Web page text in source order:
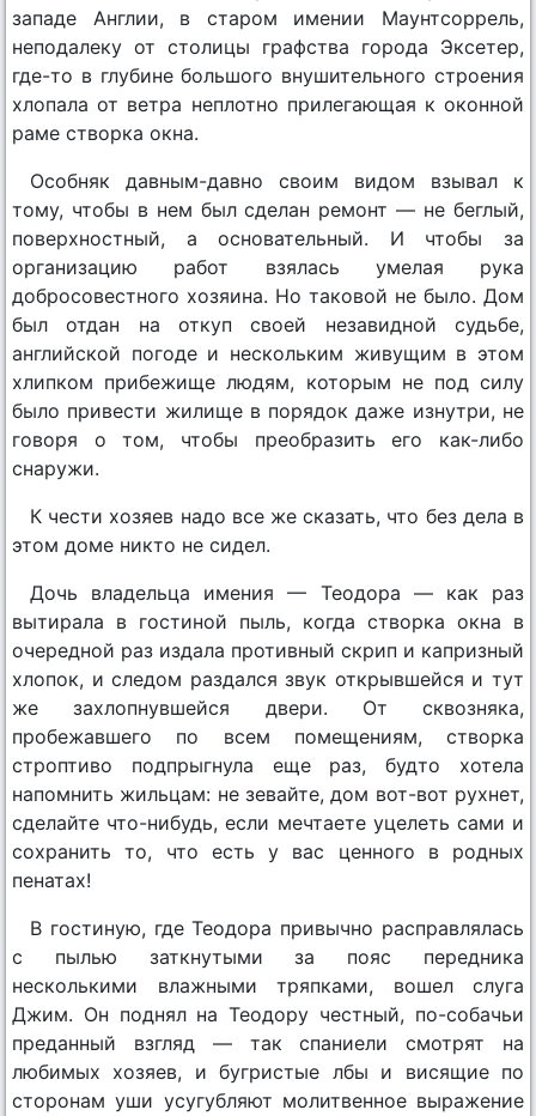
западе Англии, в старом имении Маунтсоррель,
неподалеку от столицы графства города Эксетер,
где-то в глубине большого внушительного строения
хлопала от ветра неплотно прилегающая к оконной
раме створка окна.
Особняк давным-давно своим видом взывал к
тому, чтобы в нем был сделан ремонт — не беглый,
поверхностный, а основательный. И чтобы за
организацию работ взялась умелая рука
добросовестного хозяина. Но таковой не было. Дом
был отдан на откуп своей незавидной судьбе,
английской погоде и нескольким живущим в этом
хлипком прибежище людям, которым не под силу
было привести жилище в порядок даже изнутри, не
говоря о том, чтобы преобразить его как-либо
снаружи.
К чести хозяев надо все же сказать, что без дела в
этом доме никто не сидел.
Дочь владельца имения — Теодора — как раз
вытирала в гостиной пыль, когда створка окна в
очередной раз издала противный скрип и капризный
хлопок, и следом раздался звук открывшейся и тут
же захлопнувшейся двери. От сквозняка,
пробежавшего по всем помещениям, створка
строптиво подпрыгнула еще раз, будто хотела
напомнить жильцам: не зевайте, дом вот-вот рухнет,
сделайте что-нибудь, если мечтаете уцелеть сами и
сохранить то, что есть у вас ценного в родных
пенатах!
В гостиную, где Теодора привычно расправлялась
с пылью заткнутыми за пояс передника
несколькими влажными тряпками, вошел слуга
Джим. Он поднял на Теодору честный, по-собачьи
преданный взгляд — так спаниели смотрят на
любимых хозяев, и бугристые лбы и висящие по
сторонам уши усугубляют молитвенное выражение